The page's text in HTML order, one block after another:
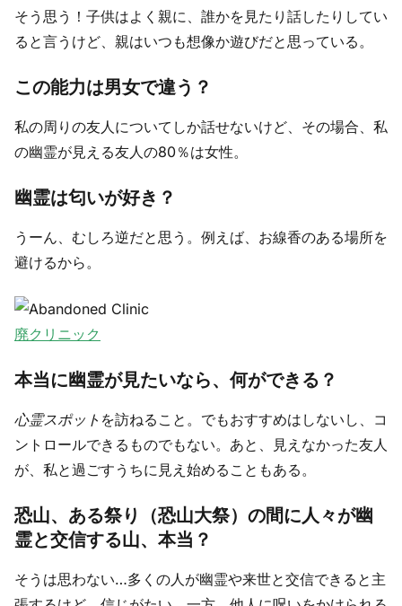
そう思う！子供はよく親に、誰かを見たり話したりしてい
ると言うけど、親はいつも想像か遊びだと思っている。
この能力は男女で違う？
私の周りの友人についてしか話せないけど、その場合、私
の幽霊が見える友人の80％は女性。
幽霊は匂いが好き？
うーん、むしろ逆だと思う。例えば、お線香のある場所を
避けるから。
廃クリニック
本当に幽霊が見たいなら、何ができる？
心霊スポット を訪ねること。でもおすすめはしないし、コ
ントロールできるものでもない。あと、見えなかった友人
が、私と過ごすうちに見え始めることもある。
恐山、ある祭り（恐山大祭）の間に人々が幽
霊と交信する山、本当？
そうは思わない…多くの人が幽霊や来世と交信できると主